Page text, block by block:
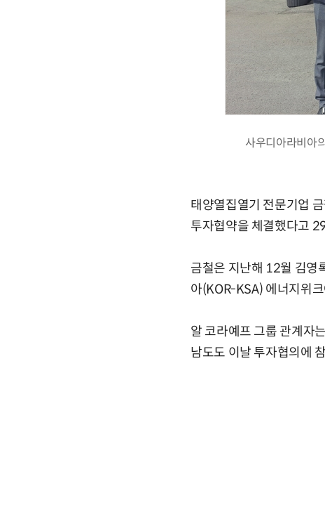
사우디아라비아
태양열집열기 전문기업
투자협약을 체결했다고
금철은 지난해 12월 김영
아(KOR-KSA) 에너지위
알 코라예프 그룹 관계자
남도도 이날 투자협의에